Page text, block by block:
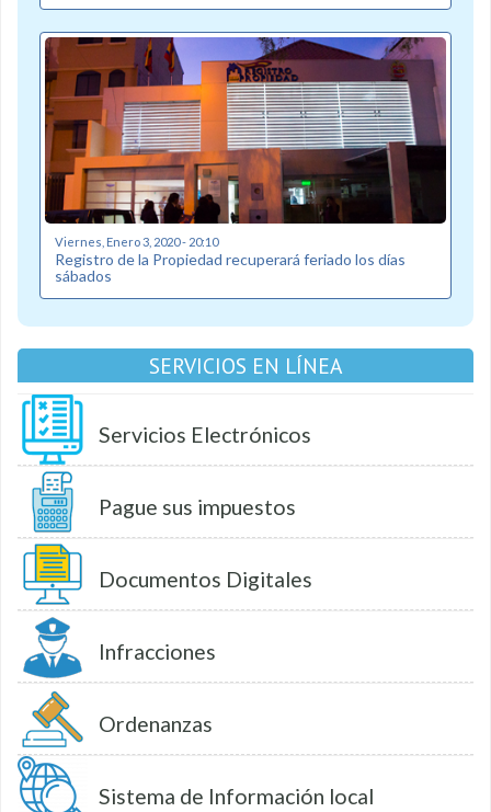
Viernes, Enero 3, 2020 - 20:10
Registro de la Propiedad recuperará feriado los días
sábados
SERVICIOS EN LÍNEA
Servicios Electrónicos
Pague sus impuestos
Documentos Digitales
Infracciones
Ordenanzas
Sistema de Información local